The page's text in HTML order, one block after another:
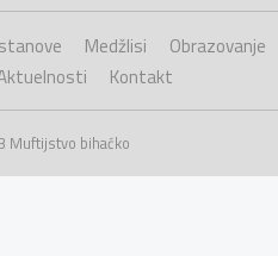
Medžlisi
Obrazovanje
Kontakt
Muftijstvo bihaćko